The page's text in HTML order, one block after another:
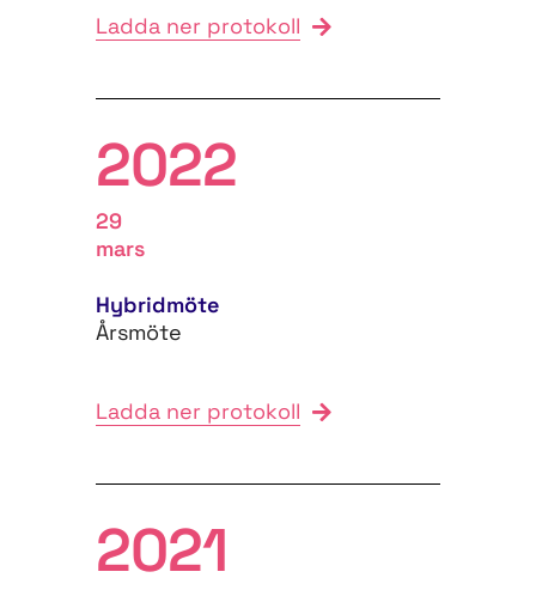
Ladda ner protokoll
2022
29
mars
Hybridmöte
Årsmöte
Ladda ner protokoll
2021